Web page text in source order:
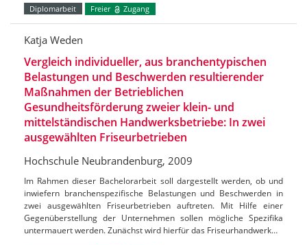
Diplomarbeit Freier Zugang
Katja Weden
Vergleich individueller, aus branchentypischen
Belastungen und Beschwerden resultierender
Maßnahmen der Betrieblichen
Gesundheitsförderung zweier klein- und
mittelständischen Handwerksbetriebe: In zwei
ausgewählten Friseurbetrieben
Hochschule Neubrandenburg, 2009
Im Rahmen dieser Bachelorarbeit soll dargestellt werden, ob und
inwiefern branchenspezifische Belastungen und Beschwerden in
zwei ausgewählten Friseurbetrieben auftreten. Mit Hilfe einer
Gegenüberstellung der Unternehmen sollen mögliche Spezifika
untermauert werden. Zunächst wird hierfür das Friseurhandwerk…